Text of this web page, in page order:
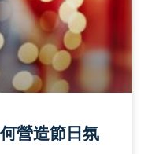
營造節日氛